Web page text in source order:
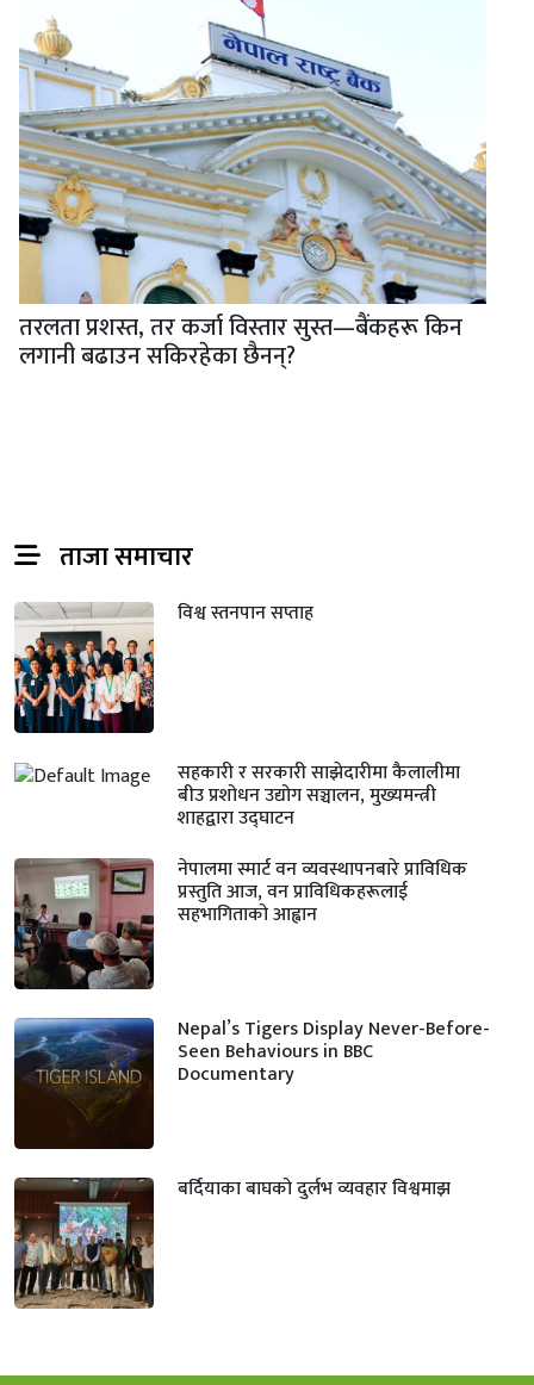
तरलता प्रशस्त, तर कर्जा विस्तार सुस्त—बैंकहरू किन
लगानी बढाउन सकिरहेका छैनन्?
ताजा समाचार
विश्व स्तनपान सप्ताह
सहकारी र सरकारी साझेदारीमा कैलालीमा
बीउ प्रशोधन उद्योग सञ्चालन, मुख्यमन्त्री
शाहद्वारा उद्घाटन
नेपालमा स्मार्ट वन व्यवस्थापनबारे प्राविधिक
प्रस्तुति आज, वन प्राविधिकहरूलाई
सहभागिताको आह्वान
Nepal’s Tigers Display Never-Before-
Seen Behaviours in BBC
Documentary
बर्दियाका बाघको दुर्लभ व्यवहार विश्वमाझ